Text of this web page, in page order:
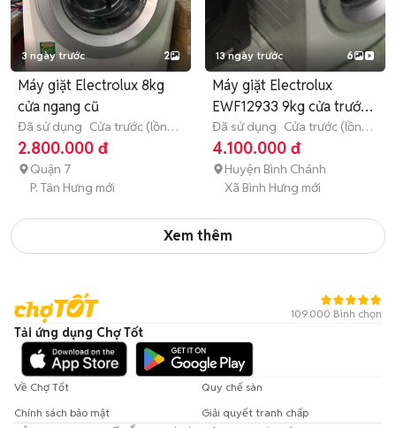
3 ngày trước 2
Máy giặt Electrolux 8kg
cửa ngang cũ
Đã sử dụng Cửa trước (lồng
ngang) 8 - 8.9 kg
2.800.000 đ
Quận 7
P. Tân Hưng mới
13 ngày trước 6
Máy giặt Electrolux
EWF12933 9kg cửa trước
Trắng
Đã sử dụng Cửa trước (lồng
ngang) 9 - 9.9 kg
4.100.000 đ
Huyện Bình Chánh
Xã Bình Hưng mới
Xem thêm
109.000 Bình chọn
Tải ứng dụng Chợ Tốt
Về Chợ Tốt
Quy chế sàn
Chính sách bảo mật
Giải quyết tranh chấp